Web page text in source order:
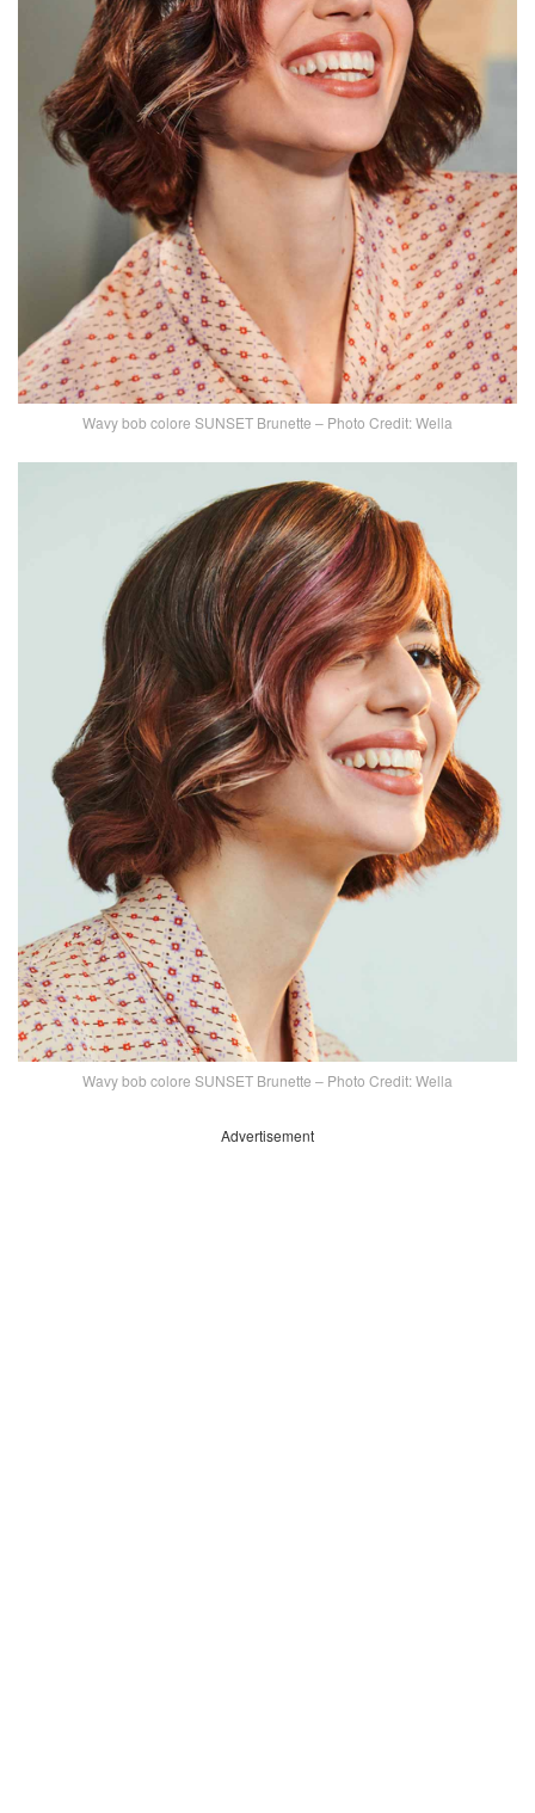
Wavy bob colore SUNSET Brunette – Photo Credit: Wella
Wavy bob colore SUNSET Brunette – Photo Credit: Wella
Advertisement